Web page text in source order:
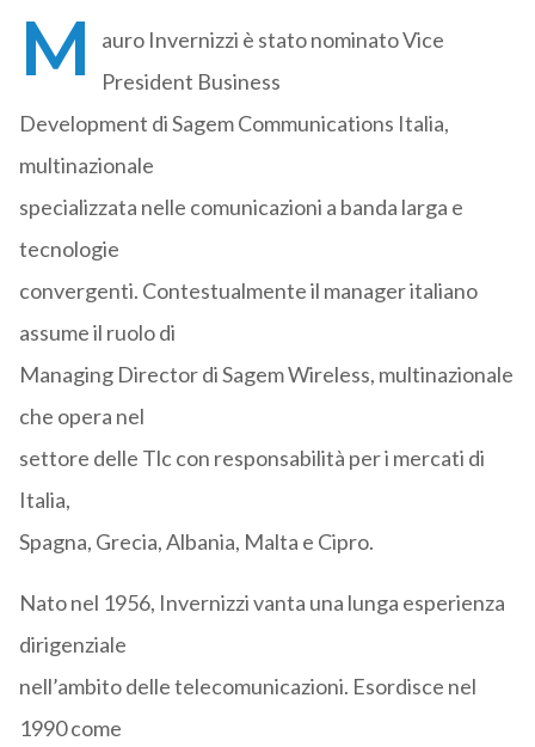
M
auro Invernizzi è stato nominato Vice
President Business
Development di Sagem Communications Italia,
multinazionale
specializzata nelle comunicazioni a banda larga e
tecnologie
convergenti. Contestualmente il manager italiano
assume il ruolo di
Managing Director di Sagem Wireless, multinazionale
che opera nel
settore delle Tlc con responsabilità per i mercati di
Italia,
Spagna, Grecia, Albania, Malta e Cipro.
Nato nel 1956, Invernizzi vanta una lunga esperienza
dirigenziale
nell’ambito delle telecomunicazioni. Esordisce nel
1990 come